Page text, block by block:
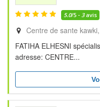
5.0/5 - 3avis
Centre de sante
FATIHA ELHESNI
adresse: CENTRE...